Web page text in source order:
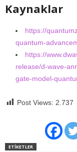
Kaynaklar
https://
quantum-
https://
release/d-wave-
gate-model-
Post Views: 2.737
ETIKETLER